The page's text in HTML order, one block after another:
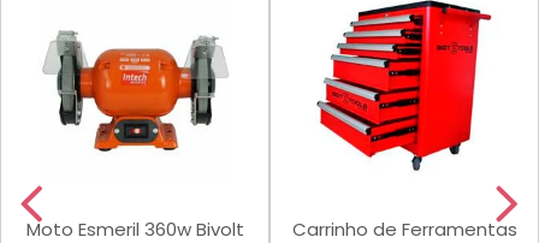
Moto Esmeril 360w Bivolt
Carrinho de Ferramentas